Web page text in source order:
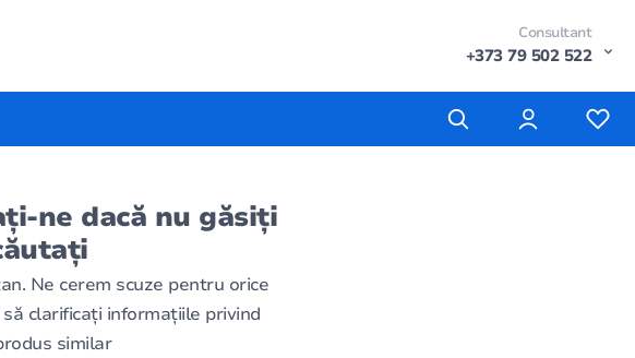
Consultant
+373 79 502 522
ne dacă nu găsiți
Ne cerem scuze pentru orice
clarificați informațiile privind
similar